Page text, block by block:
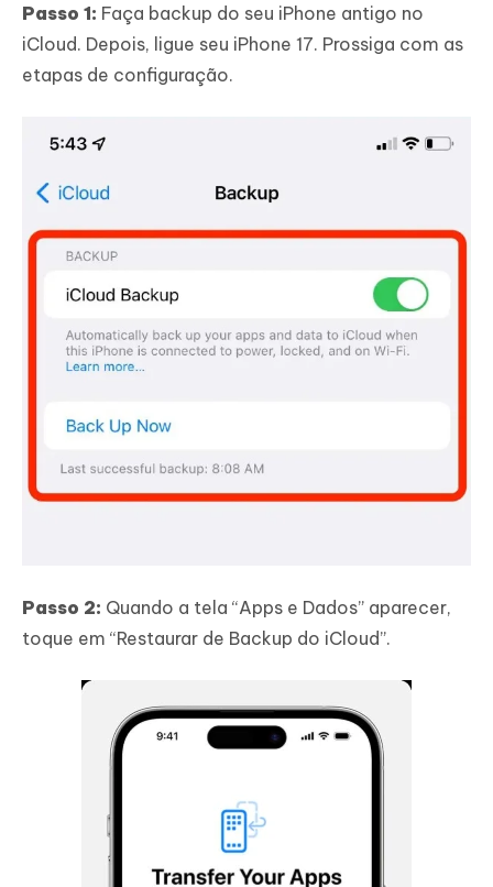
Passo 1: Faça backup do seu iPhone antigo no
iCloud. Depois, ligue seu iPhone 17. Prossiga com as
etapas de configuração.
Passo 2: Quando a tela “Apps e Dados” aparecer,
toque em “Restaurar de Backup do iCloud”.